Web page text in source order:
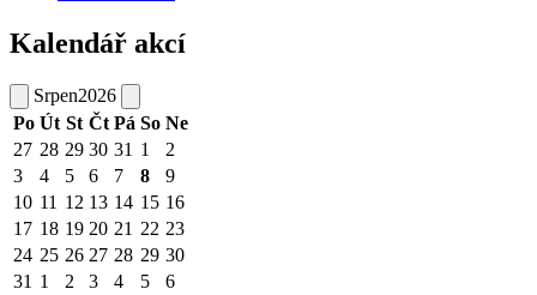
Kalendář akcí
Srpen2026
Po Út St Čt Pá So Ne
27 28 29 30 31 1
2
3
4 5 6 7 8
9
10 11 12 13 14 15 16
17 18 19 20 21 22 23
24 25 26 27 28 29 30
31 1 2 3 4 5 6